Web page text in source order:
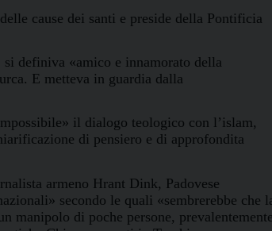
cause dei santi e preside della Pontificia
si definiva «amico e innamorato della
. E metteva in guardia dalla
il dialogo teologico con l’islam,
di pensiero e di approfondita
armeno Hrant Dink, Padovese
secondo le quali «sembrerebbe che
manipolo di poche persone,